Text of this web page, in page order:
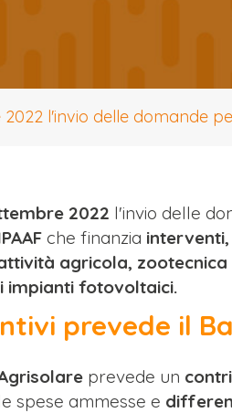
l'invio delle domande
2022 l'invio delle
che finanzia
agricola,
impianti fotovoltaici.
prevede il
prevede un
spese ammesse e